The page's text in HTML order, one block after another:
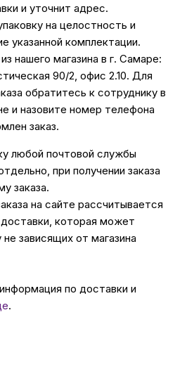
и уточнит адрес.
на целостность и
указанной комплектации.
из нашего магазина в г. Самаре:
90/2, офис 2.10. Для
обратитесь к сотруднику в
и назовите номер телефона
заказ.
любой почтовой службы
при получении заказа
заказа.
на сайте рассчитывается
которая может
зависящих от магазина
по доставки и
.